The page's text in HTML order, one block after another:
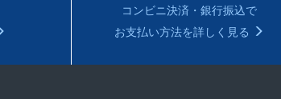
コンビニ決済・銀行振込で
お支払い方法を詳しく見る